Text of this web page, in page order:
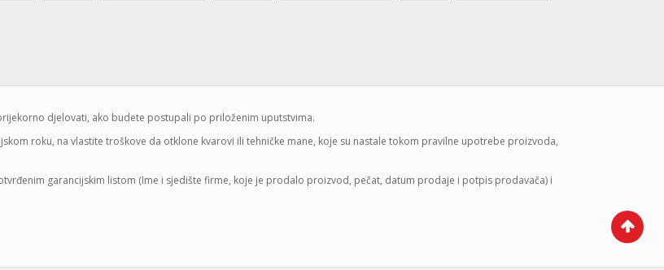
djelovati, ako budete postupali po priloženim uputstvima.
roku, na vlastite troškove da otklone kvarovi ili tehničke mane, koje su nastale tokom pravilne upotrebe proizvoda,
garancijskim listom (Ime i sjedište firme, koje je prodalo proizvod, pečat, datum prodaje i potpis prodavača) i